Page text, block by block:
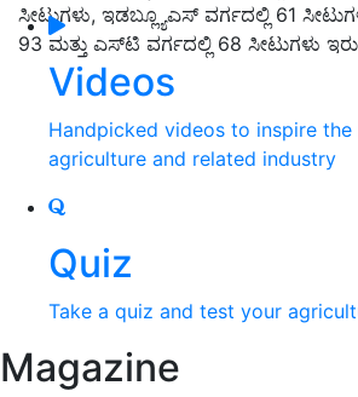
Videos
Handpicked videos to inspire the
agriculture and related industry
Quiz
Take a quiz and test your
Magazine
ಸೀಟುಗಳು, ಇಡಬ್ಲ್ಯೂಎಸ್ ವರ್ಗದಲ್ಲಿ 61
93 ಮತ್ತು ಎಸ್‌ಟಿ ವರ್ಗದಲ್ಲಿ 68 ಸೀಟುಗಳು